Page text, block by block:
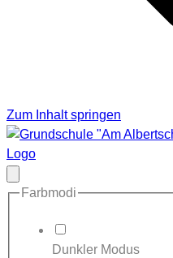
Zum Inhalt springen
schließen
Farbmodi
Dunkler Modus